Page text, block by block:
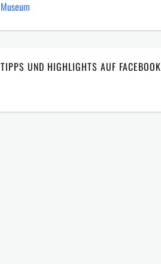
Museum
TIPPS UND HIGHLIGHTS AUF FACEBOOK